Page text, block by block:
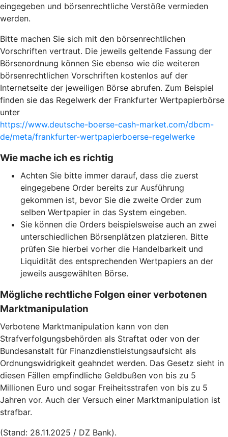
eingegeben und börsenrechtliche Verstöße vermieden
werden.
Bitte machen Sie sich mit den börsenrechtlichen
Vorschriften vertraut. Die jeweils geltende Fassung der
Börsenordnung können Sie ebenso wie die weiteren
börsenrechtlichen Vorschriften kostenlos auf der
Internetseite der jeweiligen Börse abrufen. Zum Beispiel
finden sie das Regelwerk der Frankfurter Wertpapierbörse
unter
https://www.deutsche-boerse-cash-market.com/dbcm-
de/meta/frankfurter-wertpapierboerse-regelwerke
Wie mache ich es richtig
Achten Sie bitte immer darauf, dass die zuerst
eingegebene Order bereits zur Ausführung
gekommen ist, bevor Sie die zweite Order zum
selben Wertpapier in das System eingeben.
Sie können die Orders beispielsweise auch an zwei
unterschiedlichen Börsenplätzen platzieren. Bitte
prüfen Sie hierbei vorher die Handelbarkeit und
Liquidität des entsprechenden Wertpapiers an der
jeweils ausgewählten Börse.
Mögliche rechtliche Folgen einer verbotenen
Marktmanipulation
Verbotene Marktmanipulation kann von den
Strafverfolgungsbehörden als Straftat oder von der
Bundesanstalt für Finanzdienstleistungsaufsicht als
Ordnungswidrigkeit geahndet werden. Das Gesetz sieht in
diesen Fällen empfindliche Geldbußen von bis zu 5
Millionen Euro und sogar Freiheitsstrafen von bis zu 5
Jahren vor. Auch der Versuch einer Marktmanipulation ist
strafbar.
(Stand: 28.11.2025 / DZ Bank).